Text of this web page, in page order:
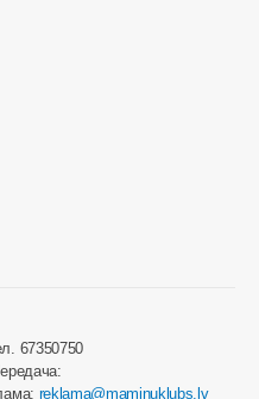
67350750
reklama@maminuklubs.lv